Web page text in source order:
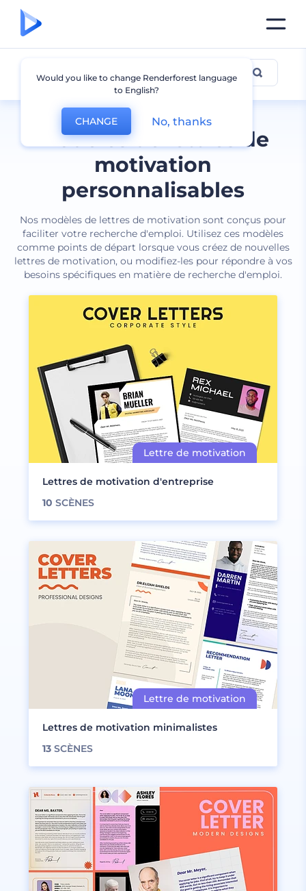
Modèles de lettres de
motivation
personnalisables
Nos modèles de lettres de motivation sont conçus pour
faciliter votre recherche d'emploi. Utilisez ces modèles
comme points de départ lorsque vous créez de nouvelles
lettres de motivation, ou modifiez-les pour répondre à vos
besoins spécifiques en matière de recherche d'emploi.
Lettre de motivation
Lettres de motivation d'entreprise
10 SCÈNES
Lettres de motivation minimalistes
13 SCÈNES
Would you like to change Renderforest language
to English?
CHANGE No, thanks